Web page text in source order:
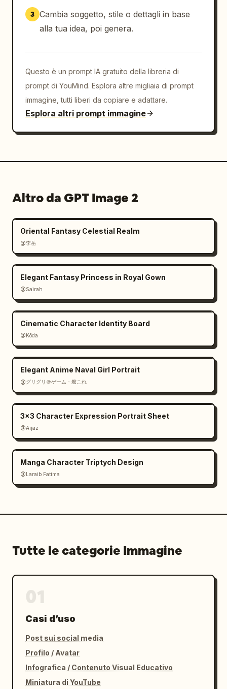
3 Cambia soggetto, stile o dettagli in base
alla tua idea, poi genera.
Questo è un prompt IA gratuito della libreria di
prompt di YouMind. Esplora altre migliaia di prompt
immagine, tutti liberi da copiare e adattare.
Esplora altri prompt immagine
Altro da GPT Image 2
Oriental Fantasy Celestial Realm
@李岳
Elegant Fantasy Princess in Royal Gown
@Sairah
Cinematic Character Identity Board
@Kōda
Elegant Anime Naval Girl Portrait
@グリグリ＠ゲーム・艦これ
3x3 Character Expression Portrait Sheet
@Aijaz
Manga Character Triptych Design
@Laraib Fatima‎
Tutte le categorie Immagine
Casi d’uso
Post sui social media
Profilo / Avatar
Infografica / Contenuto Visual Educativo
Miniatura di YouTube